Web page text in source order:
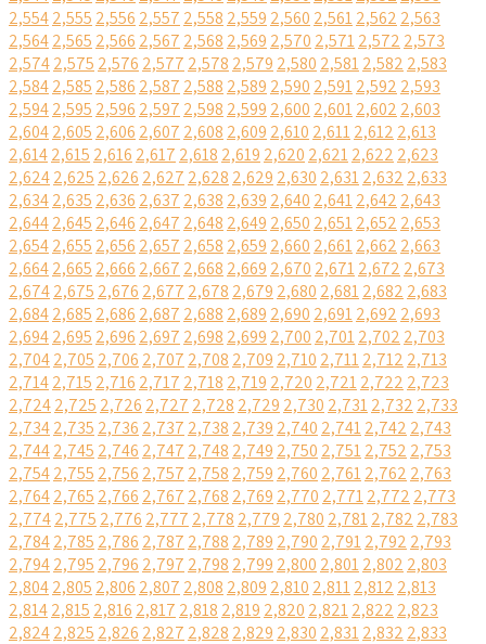
2,5542,555 2,556 2,557 2,558 2,559 2,560 2,5612,562 2,563
2,5642,565 2,566 2,567 2,568 2,569 2,570 2,5712,572 2,573
2,5742,575 2,576 2,577 2,578 2,579 2,580 2,5812,582 2,583
2,5842,585 2,586 2,587 2,588 2,589 2,590 2,5912,592 2,593
2,5942,595 2,596 2,597 2,598 2,599 2,600 2,6012,602 2,603
2,6042,605 2,606 2,607 2,608 2,609 2,610 2,6112,612 2,613
2,6142,615 2,616 2,617 2,618 2,619 2,620 2,6212,622 2,623
2,6242,625 2,626 2,627 2,628 2,629 2,630 2,6312,632 2,633
2,6342,635 2,636 2,637 2,638 2,639 2,640 2,6412,642 2,643
2,6442,645 2,646 2,647 2,648 2,649 2,650 2,6512,652 2,653
2,6542,655 2,656 2,657 2,658 2,659 2,660 2,6612,662 2,663
2,6642,665 2,666 2,667 2,668 2,669 2,670 2,6712,672 2,673
2,6742,675 2,676 2,677 2,678 2,679 2,680 2,6812,682 2,683
2,6842,685 2,686 2,687 2,688 2,689 2,690 2,6912,692 2,693
2,6942,695 2,696 2,697 2,698 2,699 2,700 2,7012,702 2,703
2,7042,705 2,706 2,707 2,708 2,709 2,710 2,7112,712 2,713
2,7142,715 2,716 2,717 2,718 2,719 2,720 2,7212,722 2,723
2,7242,725 2,726 2,727 2,728 2,729 2,730 2,7312,732 2,733
2,7342,735 2,736 2,737 2,738 2,739 2,740 2,7412,742 2,743
2,7442,745 2,746 2,747 2,748 2,749 2,750 2,7512,752 2,753
2,7542,755 2,756 2,757 2,758 2,759 2,760 2,7612,762 2,763
2,7642,765 2,766 2,767 2,768 2,769 2,770 2,7712,772 2,773
2,7742,775 2,776 2,777 2,778 2,779 2,780 2,7812,782 2,783
2,7842,785 2,786 2,787 2,788 2,789 2,790 2,7912,792 2,793
2,7942,795 2,796 2,797 2,798 2,799 2,800 2,8012,802 2,803
2,8042,805 2,806 2,807 2,808 2,809 2,810 2,8112,812 2,813
2,8142,815 2,816 2,817 2,818 2,819 2,820 2,8212,822 2,823
2,8242,825 2,826 2,827 2,828 2,829 2,830 2,8312,832 2,833